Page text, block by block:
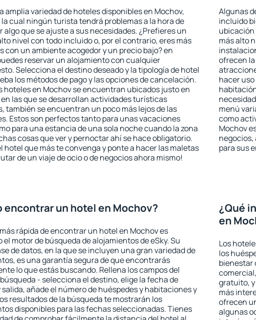
amplia variedad de hoteles disponibles en Mochov,
la cual ningún turista tendrá problemas a la hora de
que se ajuste a sus necesidades. ¿Prefieres un
nivel con todo incluido o, por el contrario, eres más
con un ambiente acogedor y un precio bajo? en
reservar un alojamiento con cualquier
Selecciona el destino deseado y la tipología de hotel
los métodos de pago y las opciones de cancelación.
hoteles en Mochov se encuentran ubicados justo en
en las que se desarrollan actividades turísticas
también se encuentran un poco más lejos de las
Estos son perfectos tanto para unas vacaciones
para una estancia de una sola noche cuando la zona
cosas que ver y pernoctar ahí se hace obligatorio.
hotel que más te convenga y ponte a hacer las maletas
de un viaje de ocio o de negocios ahora mismo!
Algunas
incluido
ubicación
más alto
ofrecen
hacer
menú
como
Mochov
negocios,
para sus
encontrar un hotel en Mochov?
rápida de encontrar un hotel en Mochov es
motor de búsqueda de alojamientos de eSky. Su
de datos, en la que se incluyen una gran variedad de
es una garantía segura de que encontrarás
lo que estás buscando. Rellena los campos del
- selecciona el destino, elige la fecha de
añade el número de huéspedes y habitaciones y
resultados de la búsqueda te mostrarán los
disponibles para las fechas seleccionadas. Tienes
¿Qué
en
Los
los
bienestar
gratuito,
más
ofrecen
algunas